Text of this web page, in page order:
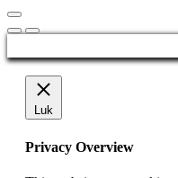
Luk
Privacy Overview